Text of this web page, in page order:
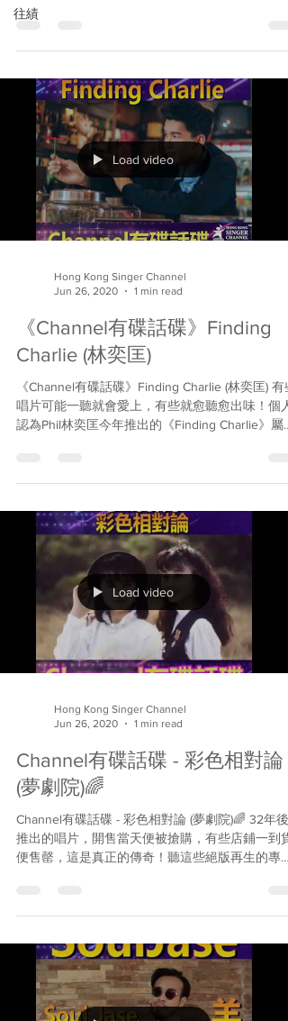
往績
曲，推出全新作品《斷捨離》。我們請來Connie為
Load video
Hong Kong Singer Channel
Jun 26, 2020
1 min read
《Channel有碟話碟》Finding
Charlie (林奕匡)
《Channel有碟話碟》Finding Charlie (林奕匡) 有些
唱片可能一聽就會愛上，有些就愈聽愈出味！個人
認為Phil林奕匡今年推出的《Finding Charlie》屬於
於...
Load video
Hong Kong Singer Channel
Jun 26, 2020
1 min read
Channel有碟話碟 - 彩色相對論
(夢劇院)🌈
Channel有碟話碟 - 彩色相對論 (夢劇院)🌈 32年後
推出的唱片，開售當天便被搶購，有些店鋪一到貨
便售罄，這是真正的傳奇！聽這些絕版再生的專
青創作組合夢劇院！💁🏼‍♀️...